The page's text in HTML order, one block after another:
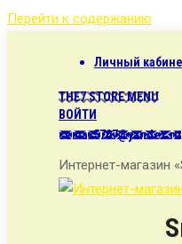
Перейти к содержанию
Личный
THE7 STORE MENU
ВОЙТИ
semax5707@yandex.ru
Интернет-магазин